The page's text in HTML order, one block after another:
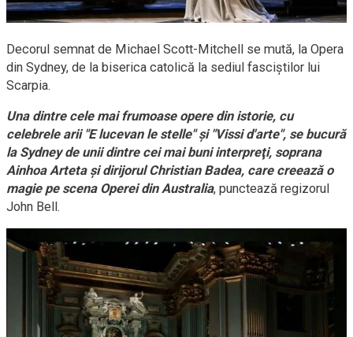
Decorul semnat de Michael Scott-Mitchell se mută, la Opera
din Sydney, de la biserica catolică la sediul fasciştilor lui
Scarpia.
Una dintre cele mai frumoase opere din istorie, cu
celebrele arii "E lucevan le stelle" şi "Vissi d'arte", se bucură
la Sydney de unii dintre cei mai buni interpreţi, soprana
Ainhoa Arteta şi dirijorul Christian Badea, care creează o
magie pe scena Operei din Australia, punctează regizorul
John Bell.